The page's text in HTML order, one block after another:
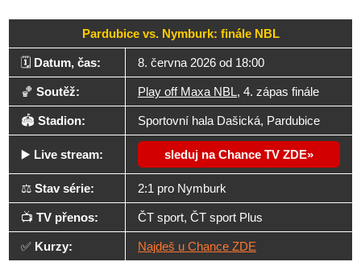
Pardubice vs. Nymburk: finále NBL
🗓️ Datum, čas: 8. června 2026 od 18:00
🏀 Soutěž: Play off Maxa NBL, 4. zápas finále
🏟️ Stadion: Sportovní hala Dašická, Pardubice
▶️ Live stream: sleduj na Chance TV ZDE
⚖️ Stav série: 2:1 pro Nymburk
📺 TV přenos: ČT sport, ČT sport Plus
✅ Kurzy: Najdeš u Chance ZDE